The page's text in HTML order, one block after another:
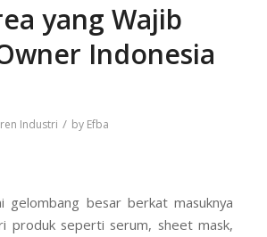
yang Wajib
Indonesia
Industri / by Efba
gelombang besar berkat masuknya
produk seperti serum, sheet mask,